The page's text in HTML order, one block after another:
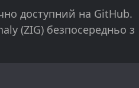
доступний на GitHub.
(ZIG) безпосередньо з